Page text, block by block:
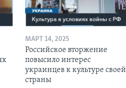
МАРТ 14, 2025
Российское вторжение
повысило интерес
украинцев к культуре своей
страны